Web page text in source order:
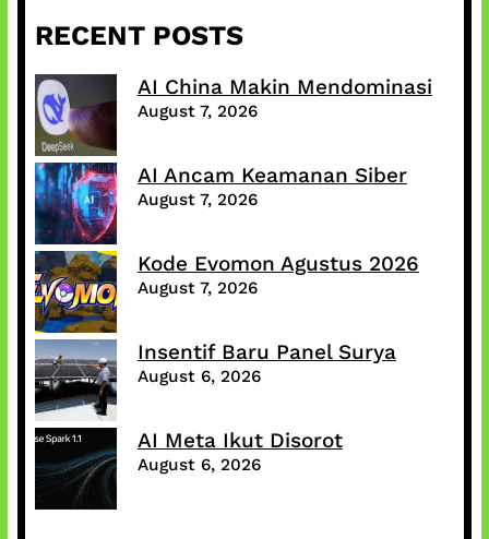
RECENT POSTS
AI China Makin Mendominasi
August 7, 2026
AI Ancam Keamanan Siber
August 7, 2026
Kode Evomon Agustus 2026
August 7, 2026
Insentif Baru Panel Surya
August 6, 2026
AI Meta Ikut Disorot
August 6, 2026